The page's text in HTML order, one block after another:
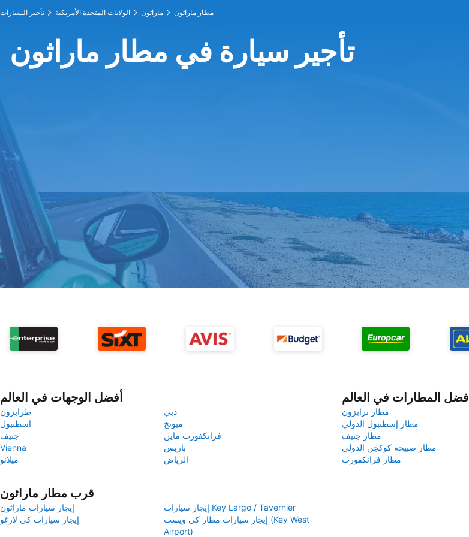
تأجير السيارات الولايات المتحدة الأمريكية ماراثون مطار ماراثون
تأجير سيارة في مطار ماراثون
أفضل الوجهات في العالم
طرابزون
دبي
اسطنبول
ميونخ
جنيف
فرانكفورت ماين
Vienna
باريس
ميلانو
الرياض
أفضل المطارات في العالم
مطار ترابزون
مطار إسطنبول الدولي
مطار جنيف
مطار صبيحة كوكجن الدولي
مطار فرانكفورت
قرب مطار ماراثون
إيجار سيارات ماراثون
إيجار سيارات Key Largo / Tavernier
إيجار سيارات كي لارغو
إيجار سيارات مطار كي ويست (Key West
Airport)